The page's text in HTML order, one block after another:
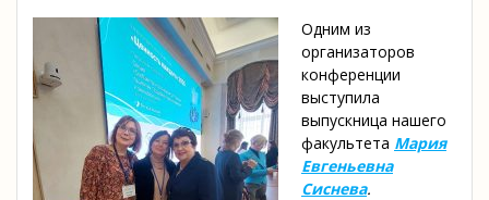
Одним из
организаторов
конференции
выступила
выпускница нашего
факультета Мария
Евгеньевна
Сиснева.